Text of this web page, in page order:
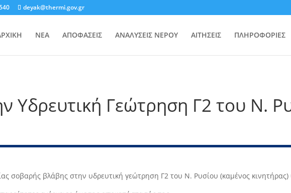
deyak@thermi.gov.gr
ΝΕΑ ΑΠΟΦΑΣΕΙΣ ΑΝΑΛΥΣΕΙΣ ΝΕΡΟΥ ΑΙΤΗΣΕΙΣ ΠΛΗΡΟΦΟΡΙΕΣ
Υδρευτική Γεώτρηση Γ2 του Ν.
σοβαρής βλάβης στην υδρευτική γεώτρηση Γ2 του Ν. Ρυσίου (καμένος